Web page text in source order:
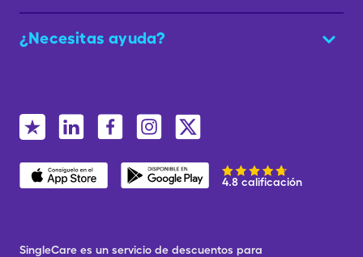
¿Necesitas ayuda?
4.8 calificación
SingleCare es un servicio de descuentos para